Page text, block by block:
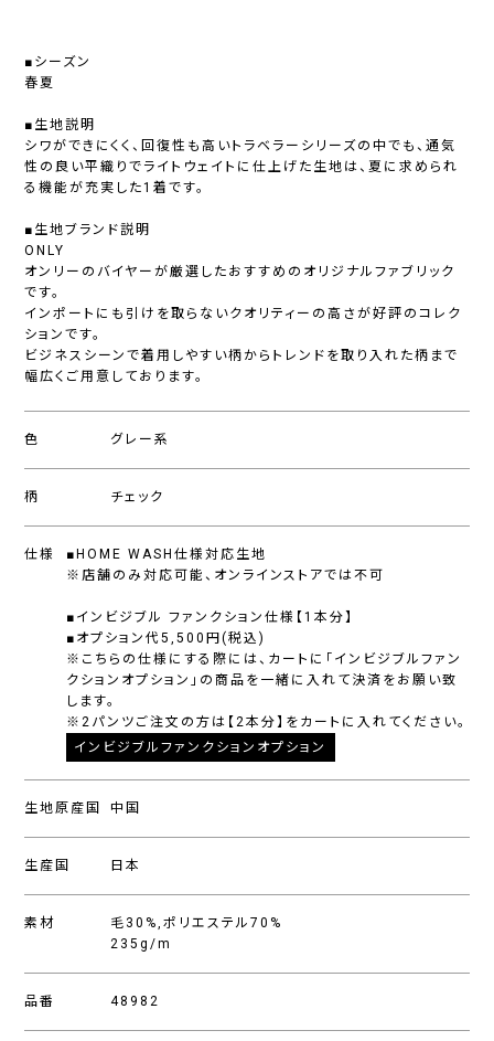
■シーズン
春夏
■生地説明
シワができにくく、回復性も高いトラベラーシリーズの中でも、通気
性の良い平織りでライトウェイトに仕上げた生地は、夏に求められ
る機能が充実した1着です。
■生地ブランド説明
ONLY
オンリーのバイヤーが厳選したおすすめのオリジナルファブリック
です。
インポートにも引けを取らないクオリティーの高さが好評のコレク
ションです。
ビジネスシーンで着用しやすい柄からトレンドを取り入れた柄まで
幅広くご用意しております。
色 グレー系
柄 チェック
仕様
■HOME WASH仕様対応生地
※店舗のみ対応可能、オンラインストアでは不可
■インビジブル ファンクション仕様【1本分】
■オプション代5,500円(税込)
※こちらの仕様にする際には、カートに「インビジブルファン
クションオプション」の商品を一緒に入れて決済をお願い致
します。
※2パンツご注文の方は【2本分】をカートに入れてください。
インビジブルファンクションオプション
生地原産国 中国
生産国 日本
素材
毛30%,ポリエステル70%
235g/m
品番 48982